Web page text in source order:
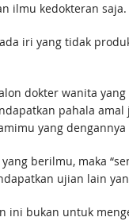
ilmu kedokteran saja.
iri yang tidak
dokter wanita
pahala
yang
berilmu, maka
ujian lain
ini bukan untuk